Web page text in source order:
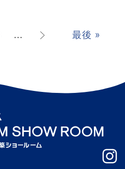
... > 最後 »